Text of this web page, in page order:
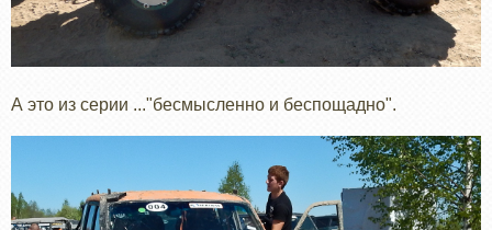
А это из серии ..."бесмысленно и беспощадно".